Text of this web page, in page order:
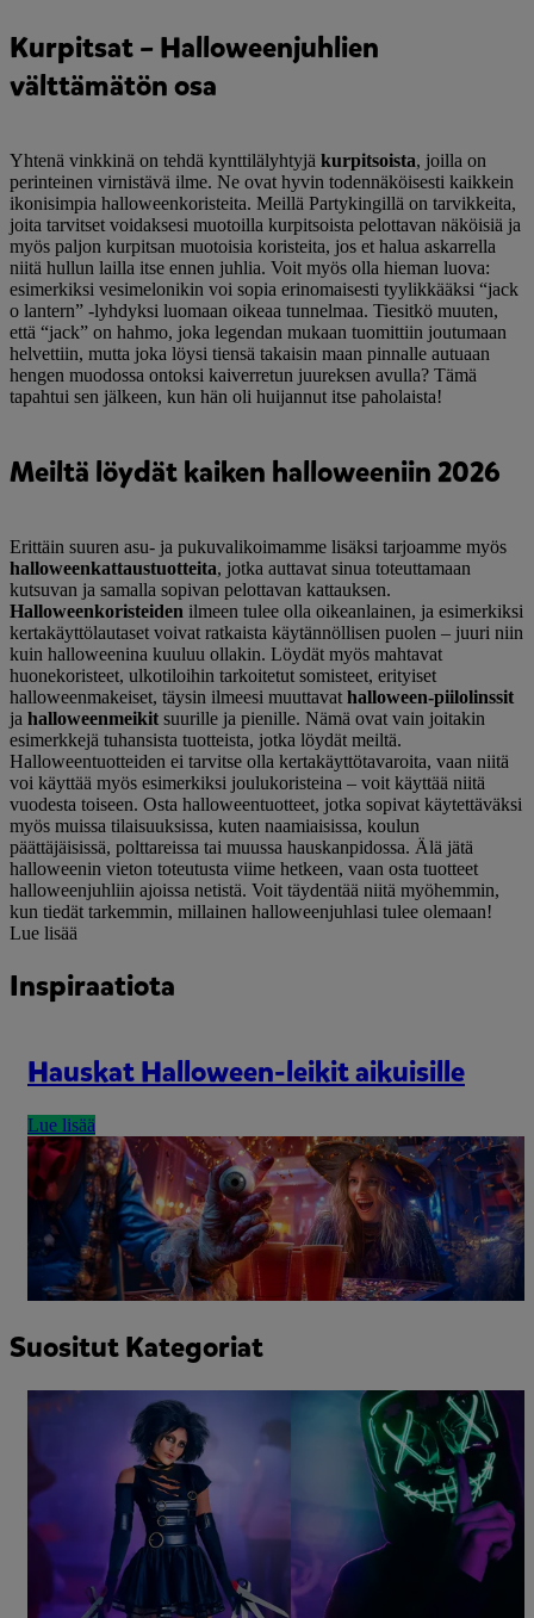
Kurpitsat – Halloweenjuhlien
välttämätön osa
Yhtenä vinkkinä on tehdä kynttilälyhtyjä kurpitsoista, joilla on
perinteinen virnistävä ilme. Ne ovat hyvin todennäköisesti kaikkein
ikonisimpia halloweenkoristeita. Meillä Partykingillä on tarvikkeita,
joita tarvitset voidaksesi muotoilla kurpitsoista pelottavan näköisiä ja
myös paljon kurpitsan muotoisia koristeita, jos et halua askarrella
niitä hullun lailla itse ennen juhlia. Voit myös olla hieman luova:
esimerkiksi vesimelonikin voi sopia erinomaisesti tyylikkääksi “jack
o lantern” -lyhdyksi luomaan oikeaa tunnelmaa. Tiesitkö muuten,
että “jack” on hahmo, joka legendan mukaan tuomittiin joutumaan
helvettiin, mutta joka löysi tiensä takaisin maan pinnalle autuaan
hengen muodossa ontoksi kaiverretun juureksen avulla? Tämä
tapahtui sen jälkeen, kun hän oli huijannut itse paholaista!
Meiltä löydät kaiken halloweeniin 2026
Erittäin suuren asu- ja pukuvalikoimamme lisäksi tarjoamme myös
halloweenkattaustuotteita, jotka auttavat sinua toteuttamaan
kutsuvan ja samalla sopivan pelottavan kattauksen.
Halloweenkoristeiden ilmeen tulee olla oikeanlainen, ja esimerkiksi
kertakäyttölautaset voivat ratkaista käytännöllisen puolen – juuri niin
kuin halloweenina kuuluu ollakin. Löydät myös mahtavat
huonekoristeet, ulkotiloihin tarkoitetut somisteet, erityiset
halloweenmakeiset, täysin ilmeesi muuttavat halloween-piilolinssit
ja halloweenmeikit suurille ja pienille. Nämä ovat vain joitakin
esimerkkejä tuhansista tuotteista, jotka löydät meiltä.
Halloweentuotteiden ei tarvitse olla kertakäyttötavaroita, vaan niitä
voi käyttää myös esimerkiksi joulukoristeina – voit käyttää niitä
vuodesta toiseen. Osta halloweentuotteet, jotka sopivat käytettäväksi
myös muissa tilaisuuksissa, kuten naamiaisissa, koulun
päättäjäisissä, polttareissa tai muussa hauskanpidossa. Älä jätä
halloweenin vieton toteutusta viime hetkeen, vaan osta tuotteet
halloweenjuhliin ajoissa netistä. Voit täydentää niitä myöhemmin,
kun tiedät tarkemmin, millainen halloweenjuhlasi tulee olemaan!
Lue lisää
Inspiraatiota
Hauskat Halloween-leikit aikuisille
Lue lisää
Suositut Kategoriat